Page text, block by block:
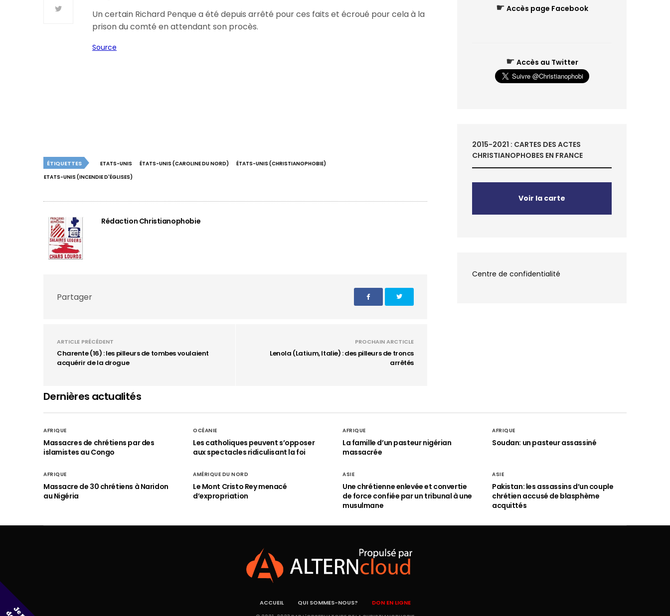
Un certain Richard Penque a été depuis arrêté pour ces faits et écroué pour cela à la
prison du comté en attendant son procès.
Source
ÉTIQUETTES ETATS-UNIS ÉTATS-UNIS (CAROLINE DU NORD)
ÉTATS-UNIS (CHRISTIANOPHOBIE)
ETATS-UNIS (INCENDIE D'ÉGLISES)
Rédaction Christianophobie
Partager
ARTICLE PRÉCÉDENT
Charente (16) : les pilleurs de tombes voulaient
acquérir de la drogue
PROCHAIN ARCTICLE
Lenola (Latium, Italie) : des pilleurs de troncs
arrêtés
☛ Accès page Facebook
☛ Accès au Twitter
2015-2021 : CARTES DES ACTES
CHRISTIANOPHOBES EN FRANCE
Voir la carte
Centre de confidentialité
Dernières actualités
AFRIQUE
Massacres de chrétiens par des
islamistes au Congo
OCÉANIE
Les catholiques peuvent s’opposer
aux spectacles ridiculisant la foi
AFRIQUE
La famille d’un pasteur nigérian
massacrée
AFRIQUE
Soudan: un pasteur assassiné
AFRIQUE
Massacre de 30 chrétiens à Naridon
au Nigéria
AMÉRIQUE DU NORD
Le Mont Cristo Rey menacé
d’expropriation
ASIE
Une chrétienne enlevée et convertie
de force confiée par un tribunal à une
musulmane
ASIE
Pakistan: les assassins d’un couple
chrétien accusé de blasphème
acquittés
ACCUEIL QUI SOMMES-NOUS? DON EN LIGNE